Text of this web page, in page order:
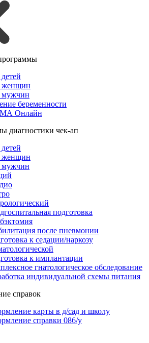
женщин
мужчин
беременности
Онлайн
диагностики чек-ап
женщин
мужчин
подготовка
после пневмонии
к седации/наркозу
к имплантации
гнатологическое обследование
индивидуальной схемы питания
справок
карты в д/сад и школу
справки 086/у